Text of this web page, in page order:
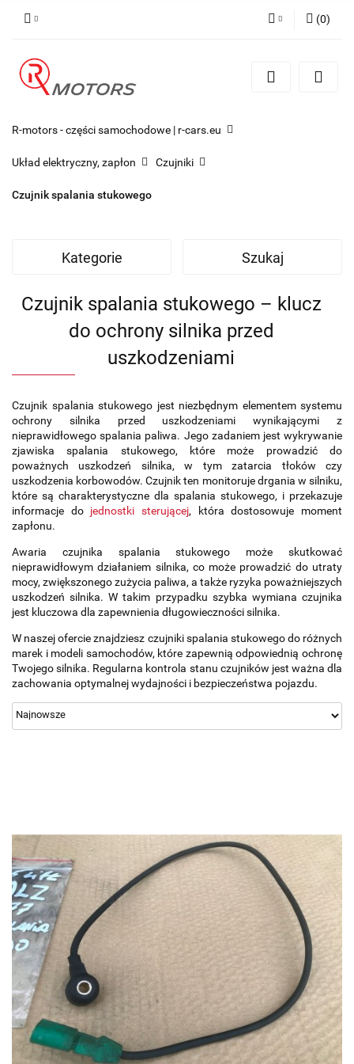
Zarejestruj się
(0)
R-motors - części samochodowe | r-cars.eu
Układ elektryczny, zapłon Czujniki
Czujnik spalania stukowego
Kategorie Szukaj
Czujnik spalania stukowego – klucz
do ochrony silnika przed
uszkodzeniami
Czujnik spalania stukowego jest niezbędnym elementem systemu
ochrony silnika przed uszkodzeniami wynikającymi z
nieprawidłowego spalania paliwa. Jego zadaniem jest wykrywanie
zjawiska spalania stukowego, które może prowadzić do
poważnych uszkodzeń silnika, w tym zatarcia tłoków czy
uszkodzenia korbowodów. Czujnik ten monitoruje drgania w silniku,
które są charakterystyczne dla spalania stukowego, i przekazuje
informacje do jednostki sterującej, która dostosowuje moment
zapłonu.
Awaria czujnika spalania stukowego może skutkować
nieprawidłowym działaniem silnika, co może prowadzić do utraty
mocy, zwiększonego zużycia paliwa, a także ryzyka poważniejszych
uszkodzeń silnika. W takim przypadku szybka wymiana czujnika
jest kluczowa dla zapewnienia długowieczności silnika.
W naszej ofercie znajdziesz czujniki spalania stukowego do różnych
marek i modeli samochodów, które zapewnią odpowiednią ochronę
Twojego silnika. Regularna kontrola stanu czujników jest ważna dla
zachowania optymalnej wydajności i bezpieczeństwa pojazdu.